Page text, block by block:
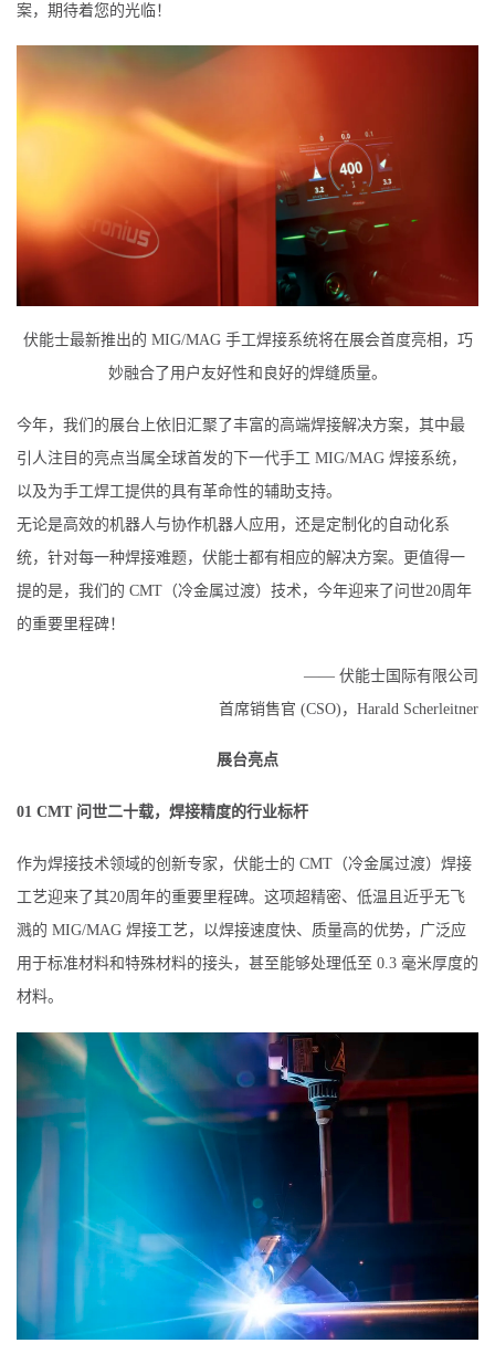
案，期待着您的光临！
伏能士最新推出的 MIG/MAG 手工焊接系统将在展会首度亮相，巧
妙融合了用户友好性和良好的焊缝质量。
今年，我们的展台上依旧汇聚了丰富的高端焊接解决方案，其中最
引人注目的亮点当属全球首发的下一代手工 MIG/MAG 焊接系统，
以及为手工焊工提供的具有革命性的辅助支持。
无论是高效的机器人与协作机器人应用，还是定制化的自动化系
统，针对每一种焊接难题，伏能士都有相应的解决方案。更值得一
提的是，我们的 CMT（冷金属过渡）技术，今年迎来了问世20周年
的重要里程碑！
—— 伏能士国际有限公司
首席销售官 (CSO)，Harald Scherleitner
展台亮点
01 CMT 问世二十载，焊接精度的行业标杆
作为焊接技术领域的创新专家，伏能士的 CMT（冷金属过渡）焊接
工艺迎来了其20周年的重要里程碑。这项超精密、低温且近乎无飞
溅的 MIG/MAG 焊接工艺，以焊接速度快、质量高的优势，广泛应
用于标准材料和特殊材料的接头，甚至能够处理低至 0.3 毫米厚度的
材料。